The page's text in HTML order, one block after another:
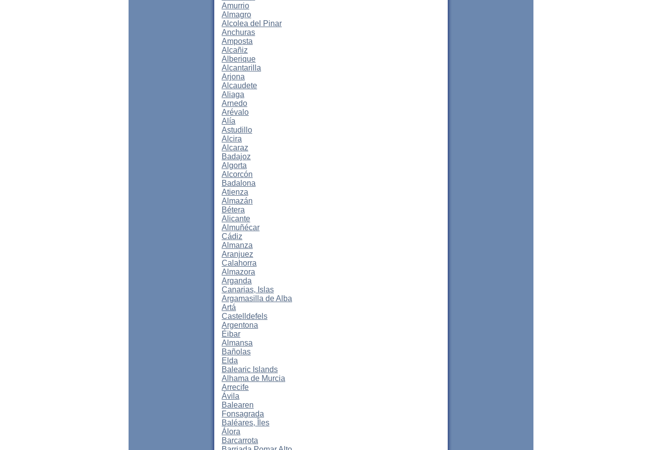
Amurrio
Almagro
Alcolea del Pinar
Anchuras
Amposta
Alcañiz
Alberique
Alcantarilla
Arjona
Alcaudete
Aliaga
Arnedo
Arévalo
Alía
Astudillo
Alcira
Alcaraz
Badajoz
Algorta
Alcorcón
Badalona
Atienza
Almazán
Bétera
Alicante
Almuñécar
Cádiz
Almanza
Aranjuez
Calahorra
Almazora
Arganda
Canarias, Islas
Argamasilla de Alba
Artá
Castelldefels
Argentona
Éibar
Almansa
Bañolas
Elda
Balearic Islands
Alhama de Murcia
Arrecife
Ávila
Balearen
Fonsagrada
Baléares, Îles
Álora
Barcarrota